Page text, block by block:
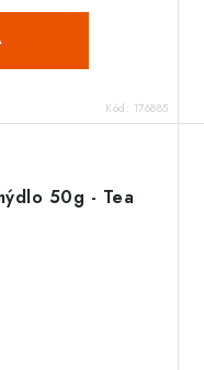
Kód: 176885
50g - Tea